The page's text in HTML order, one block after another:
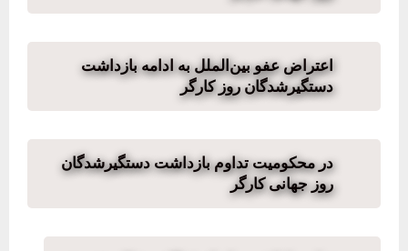
اعتراض عفو بین‌الملل به ادامه بازداشت
دستگیرشدگان روز کارگر
در محکومیت تداوم بازداشت دستگیرشدگان
روز جهانی کارگر